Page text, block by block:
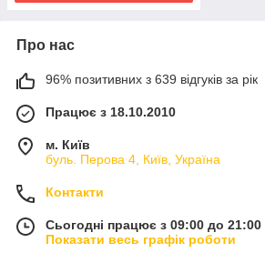
Про нас
96% позитивних з 639 відгуків за рік
Працює з 18.10.2010
м. Київ
буль. Перова 4, Київ, Україна
Контакти
Сьогодні працює з 09:00 до 21:00
Показати весь графік роботи